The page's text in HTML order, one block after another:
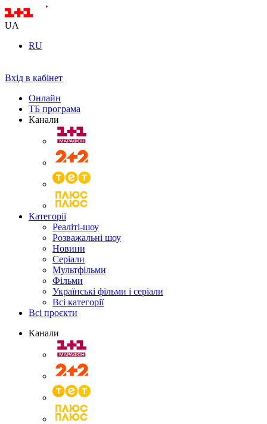
UA
RU
Вхід в кабінет
Онлайн
ТБ програма
Канали
Категорії
Реаліті-шоу
Розважальні шоу
Новини
Серіали
Мультфільми
Фільми
Українські фільми і серіали
Всі категорії
Всі проєкти
Канали